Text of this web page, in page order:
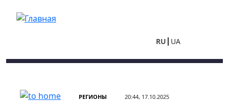
RU UA
РЕГИОНЫ 20:44, 17.10.2025